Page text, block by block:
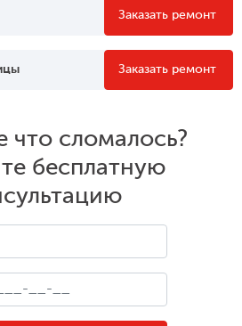
Заказать ремонт
Заказать ремонт
что сломалось?
бесплатную